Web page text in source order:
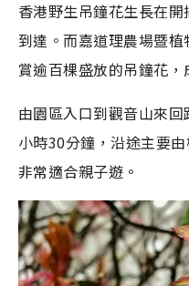
香港野生吊鐘花生長在
到達。而嘉道理農場暨
賞逾百棵盛放的吊鐘花，
由園區入口到觀音山來
小時30分鐘，沿途主要
非常適合親子遊。